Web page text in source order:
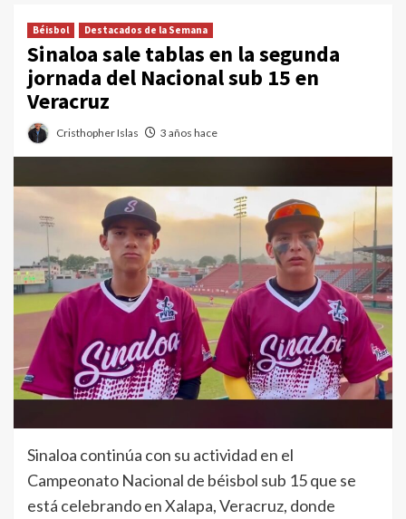
Béisbol Destacados de la Semana
Sinaloa sale tablas en la segunda
jornada del Nacional sub 15 en
Veracruz
Cristhopher Islas 3 años hace
Sinaloa continúa con su actividad en el
Campeonato Nacional de béisbol sub 15 que se
está celebrando en Xalapa, Veracruz, donde